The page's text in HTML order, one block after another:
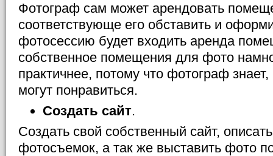
Фотограф сам может арендовать
соответствующе его обставить и
фотосессию будет входить аренда
собственное помещения для фото
практичнее, потому что фотограф
могут понравиться.
Создать сайт.
Создать свой собственный сайт,
фотосъемок, а так же выставить фото